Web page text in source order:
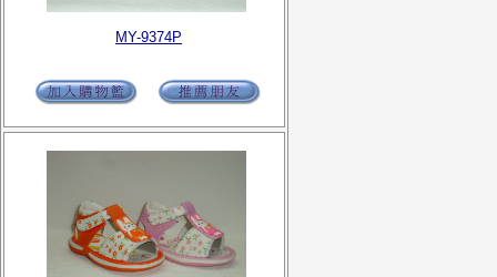
MY-9374P